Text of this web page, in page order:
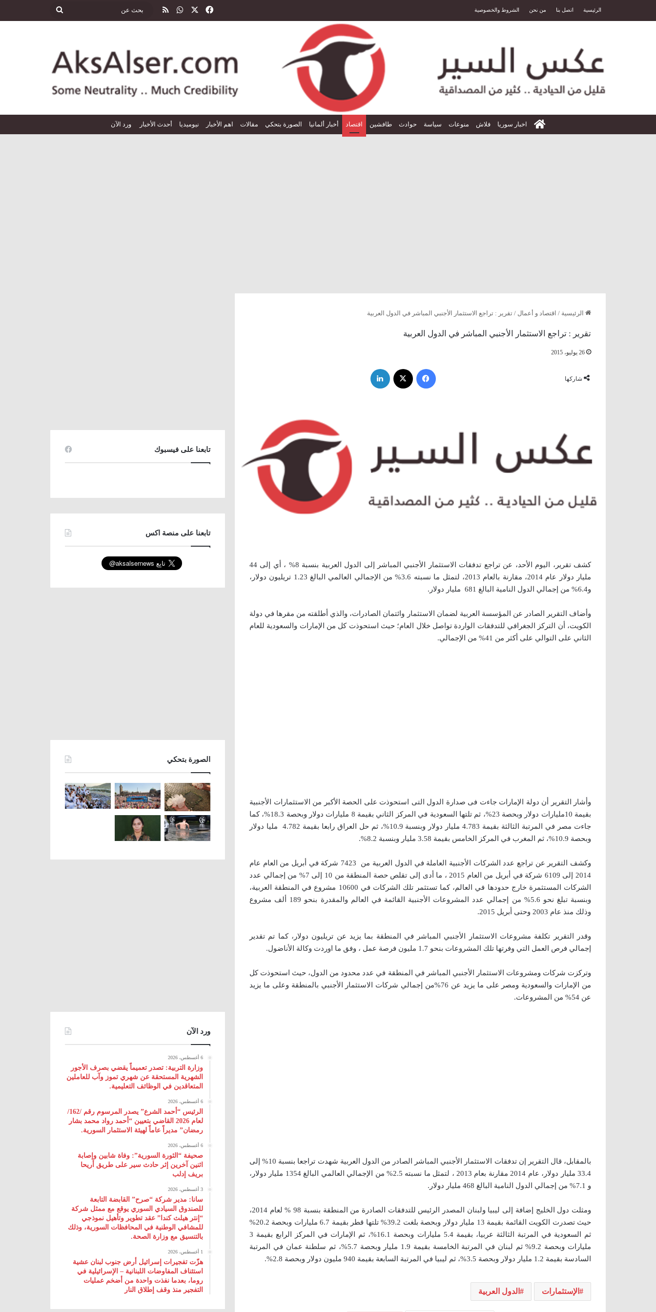
الرئيسية اتصل بنا من نحن الشروط والخصوصية فيسبوك واتسابملخص الموقع RSS بحث
الرئيسية
اخبار سوريا فلاش منوعات سياسة حوادث طافشين اقتصاد أخبار ألمانيا الصورة بتحكي مقالات اهم الأخبار نيوميديا أحدث الأخبار ورد الآن
الرئيسية / اقتصاد و أعمال / تقرير : تراجع الاستثمار الأجنبي المباشر في الدول العربية
تقرير : تراجع الاستثمار الأجنبي المباشر في الدول العربية
26 يوليو، 2015
شاركها
فيسبوك
كشف تقرير، اليوم الأحد، عن تراجع تدفقات الاستثمار الأجنبي المباشر إلى الدول العربية بنسبة 8% ، أي إلى 44
مليار دولار عام 2014، مقارنة بالعام 2013، لتمثل ما نسبته 3.6% من الإجمالي العالمي البالغ 1.23 تريليون دولار،
و6.4% من إجمالي الدول النامية البالغ 681 مليار دولار.
وأضاف التقرير الصادر عن المؤسسة العربية لضمان الاستثمار وائتمان الصادرات، والذي أطلقته من مقرها في دولة
الكويت، أن التركز الجغرافي للتدفقات الواردة تواصل خلال العام؛ حيث استحوذت كل من الإمارات والسعودية للعام
الثاني على التوالي على أكثر من 41% من الإجمالي.
وأشار التقرير أن دولة الإمارات جاءت فى صدارة الدول التى استحوذت على الحصة الأكبر من الاستثمارات الأجنبية
بقيمة 10مليارات دولار وبحصة 23%، ثم تلتها السعودية في المركز الثاني بقيمة 8 مليارات دولار وبحصة 18.3%، كما
جاءت مصر في المرتبة الثالثة بقيمة 4.783 مليار دولار وبنسبة 10.9%، ثم حل العراق رابعا بقيمة 4.782 مليا دولار
وبحصة 10.9%، ثم المغرب في المركز الخامس بقيمة 3.58 مليار وبنسبة 8.2%.
وكشف التقرير عن تراجع عدد الشركات الأجنبية العاملة في الدول العربية من 7423 شركة في أبريل من العام عام
2014 إلى 6109 شركة في أبريل من العام 2015 ، ما أدى إلى تقلص حصة المنطقة من 10 إلى 7% من إجمالي عدد
الشركات المستثمرة خارج حدودها في العالم، كما تستثمر تلك الشركات في 10600 مشروع في المنطقة العربية،
وبنسبة تبلغ نحو 5.6% من إجمالي عدد المشروعات الأجنبية القائمة في العالم والمقدرة بنحو 189 ألف مشروع
وذلك منذ عام 2003 وحتى أبريل 2015.
وقدر التقرير تكلفة مشروعات الاستثمار الأجنبي المباشر في المنطقة بما يزيد عن تريليون دولار، كما تم تقدير
إجمالي فرص العمل التي وفرتها تلك المشروعات بنحو 1.7 مليون فرصة عمل ، وفق ما اوردت وكالة الأناضول.
وتركزت شركات ومشروعات الاستثمار الأجنبي المباشر في المنطقة في عدد محدود من الدول، حيث استحوذت كل
من الإمارات والسعودية ومصر على ما يزيد عن 76%من إجمالي شركات الاستثمار الأجنبي بالمنطقة وعلى ما يزيد
عن 54% من المشروعات.
بالمقابل، قال التقرير إن تدفقات الاستثمار الأجنبي المباشر الصادر من الدول العربية شهدت تراجعا بنسبة 10% إلى
33.4 مليار دولار، عام 2014 مقارنة بعام 2013 ، لتمثل ما نسبته 2.5% من الإجمالي العالمي البالغ 1354 مليار دولار،
و 7.1% من إجمالي الدول النامية البالغ 468 مليار دولار.
ومثلت دول الخليج إضافة إلى ليبيا ولبنان المصدر الرئيس للتدفقات الصادرة من المنطقة بنسبة 98 % لعام 2014،
حيث تصدرت الكويت القائمة بقيمة 13 مليار دولار وبحصة بلغت 39.2% تلتها قطر بقيمة 6.7 مليارات وبحصة 20.2%
ثم السعودية في المرتبة الثالثة عربيا، بقيمة 5.4 مليارات وبحصة 16.1%، ثم الإمارات في المركز الرابع بقيمة 3
مليارات وبحصة 9.2% ثم لبنان في المرتبة الخامسة بقيمة 1.9 مليار وبحصة 5.7%، ثم سلطنة عمان في المرتبة
السادسة بقيمة 1.2 مليار دولار وبحصة 3.5%، ثم ليبيا في المرتبة السابعة بقيمة 940 مليون دولار وبحصة 2.8%.
الإستثمارات الدول العربية
تابعنا على فيسبوك
تابعنا على منصة اكس
الصورة بتحكي
ورد الآن
6 أغسطس، 2026
وزارة التربية: تصدر تعميماً يقضي بصرف الأجور
الشهرية المستحقة عن شهري تموز وآب للعاملين
المتعاقدين في الوظائف التعليمية.
6 أغسطس، 2026
الرئيس “أحمد الشرع” يصدر المرسوم رقم /162/
لعام 2026 ‌القاضي بتعيين “أحمد رواد محمد بشار
رمضان” مديراً عاماً لهيئة ‌الاستثمار السورية.
6 أغسطس، 2026
صحيفة “الثورة السورية”: وفاة شابين وإصابة
اثنين آخرين إثر حادث سير على طريق أريحا
بريف إدلب
3 أغسطس، 2026
سانا: مدير شركة “صرح” القابضة التابعة
للصندوق السيادي السوري يوقع مع ممثل شركة
“إنتر هيلث كندا” عقد تطوير وتأهيل نموذجي
للمشافي الوطنية في المحافظات السورية، وذلك
بالتنسيق مع وزارة الصحة.
1 أغسطس، 2026
هزّت تفجيرات إسرائيل أرض جنوب لبنان عشية
استئناف المفاوضات اللبنانية – الإسرائيلية في
روما، بعدما نفذت واحدة من أضخم عمليات
التفجير منذ وقف إطلاق النار